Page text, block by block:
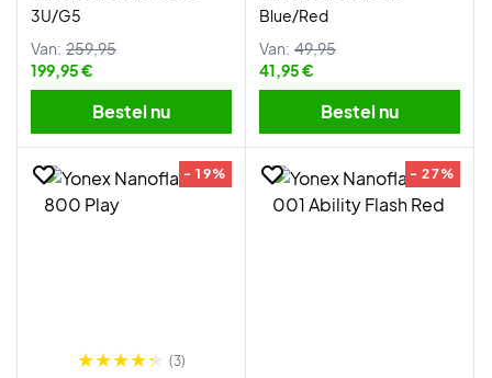
3U/G5
Van: 259,95
199,95 €
Bestel nu
Blue/Red
Van: 49,95
41,95 €
Bestel nu
- 19%
(3)
- 27%